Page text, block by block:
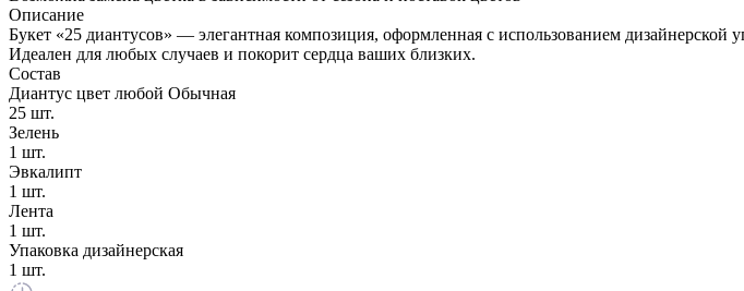
Описание
Букет «25 диантусов» — элегантная композиция, оформленная с использованием
Идеален для любых случаев и покорит сердца ваших близких.
Состав
Диантус цвет любой Обычная
25 шт.
Зелень
1 шт.
Эвкалипт
1 шт.
Лента
1 шт.
Упаковка дизайнерская
1 шт.